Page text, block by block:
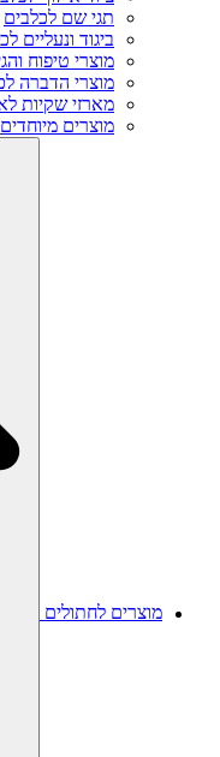
תגי שם לכלבים
ביגוד ונעליים
מוצרי טיפוח
מוצרי הדברה
מארזי שקיות
מוצרים מיוחדים
מוצרים לחתולים